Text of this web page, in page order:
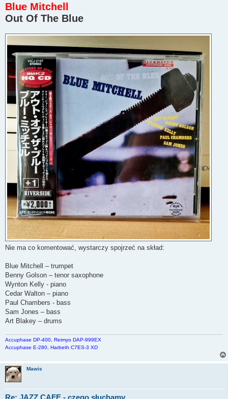
s
t
Blue Mitchell
Out Of The Blue
Nie ma co komentować, wystarczy spojrzeć na skład:
Blue Mitchell – trumpet
Benny Golson – tenor saxophone
Wynton Kelly - piano
Cedar Walton – piano
Paul Chambers - bass
Sam Jones – bass
Art Blakey – drums
Accuphase DP-400, Reimyo DAP-999EX
Accuphase E-280, Harbeth C7ES-3 XD
Mawis